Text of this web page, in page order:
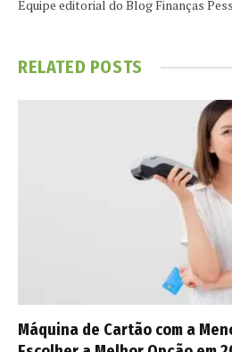
Equipe editorial do Blog Finanças
RELATED POSTS
Máquina de Cartão com a